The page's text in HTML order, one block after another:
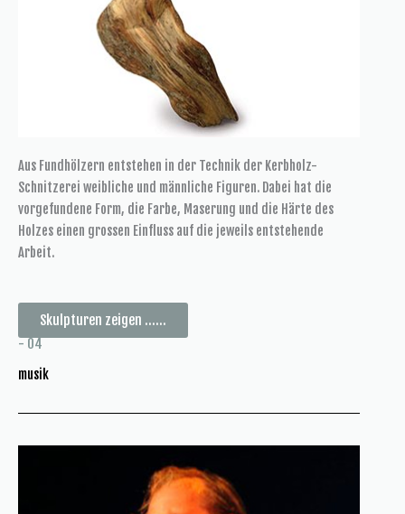
Aus Fundhölzern entstehen in der Technik der Kerbholz-
Schnitzerei weibliche und männliche Figuren. Dabei hat die
vorgefundene Form, die Farbe, Maserung und die Härte des
Holzes einen grossen Einfluss auf die jeweils entstehende
Arbeit.
Skulpturen zeigen ......
- 04
musik